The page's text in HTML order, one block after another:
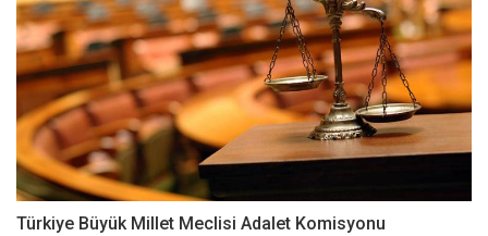
Türkiye Büyük Millet Meclisi Adalet Komisyonu